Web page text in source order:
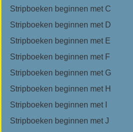
Stripboeken beginnen met C
Stripboeken beginnen met D
Stripboeken beginnen met E
Stripboeken beginnen met F
Stripboeken beginnen met G
Stripboeken beginnen met H
Stripboeken beginnen met I
Stripboeken beginnen met J